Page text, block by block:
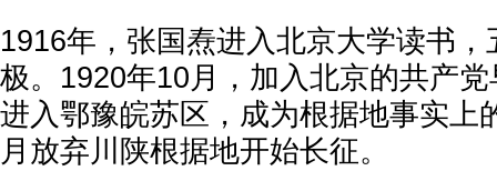
1916年，张国焘进入北京大学读书
极。1920年10月，加入北京的共产
进入鄂豫皖苏区，成为根据地事实上
月放弃川陕根据地开始长征。